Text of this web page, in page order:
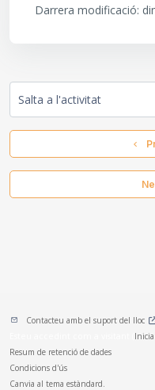
Darrera modificació:
Contacteu amb el suport del lloc
Inicia
Resum de retenció de dades
Condicions d'ús
Canvia al tema estàndard.